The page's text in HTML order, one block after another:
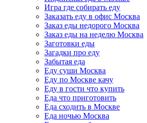
Игра где собирать еду
Заказать еду в офис Москва
Заказ еды недорого Москва
Заказ еды на неделю Москва
Заготовки еды
Загадки про еду
Забытая еда
Еду суши Москва
Еду по Москве качу
Еду в гости что купить
Еда что приготовить
Еда сходить в Москве
Еда ночью Москва